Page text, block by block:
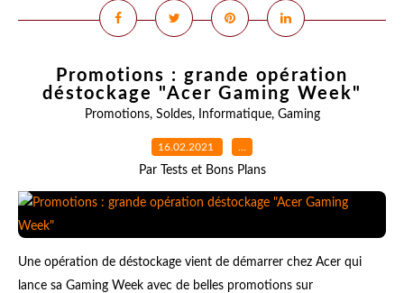
Promotions : grande opération
déstockage "Acer Gaming Week"
Promotions, Soldes, Informatique, Gaming
16.02.2021 …
Par Tests et Bons Plans
Une opération de déstockage vient de démarrer chez Acer qui
lance sa Gaming Week avec de belles promotions sur